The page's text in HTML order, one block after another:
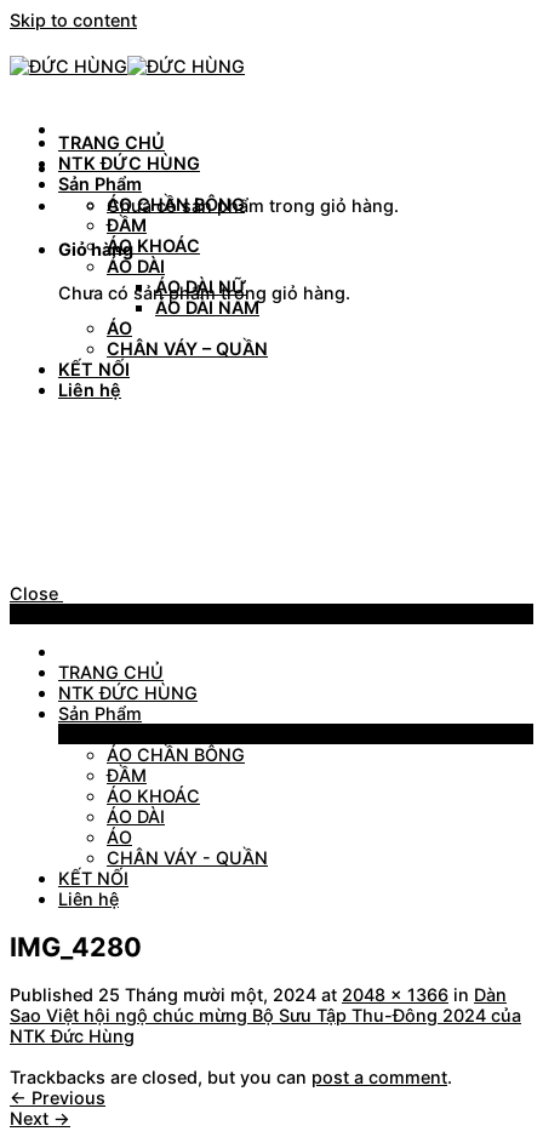
Skip to content
Chưa có sản phẩm trong giỏ hàng.
Giỏ hàng
Chưa có sản phẩm trong giỏ hàng.
TRANG CHỦ
NTK ĐỨC HÙNG
Sản Phẩm
ÁO CHẦN BÔNG
ĐẦM
ÁO KHOÁC
ÁO DÀI
ÁO DÀI NỮ
ÁO DÀI NAM
ÁO
CHÂN VÁY – QUẦN
KẾT NỐI
Liên hệ
Close
TRANG CHỦ
NTK ĐỨC HÙNG
Sản Phẩm
ÁO CHẦN BÔNG
ĐẦM
ÁO KHOÁC
ÁO DÀI
ÁO
CHÂN VÁY - QUẦN
KẾT NỐI
Liên hệ
IMG_4280
Published 25 Tháng mười một, 2024 at 2048 × 1366 in Dàn
Sao Việt hội ngộ chúc mừng Bộ Sưu Tập Thu-Đông 2024 của
NTK Đức Hùng
Trackbacks are closed, but you can post a comment.
← Previous
Next →